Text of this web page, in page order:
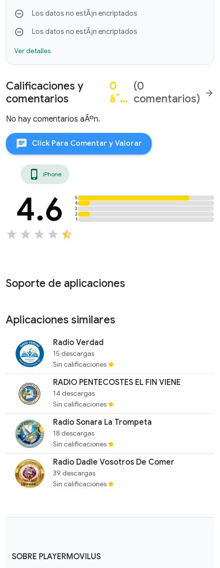
Los datos no estÃ¡n encriptados
Los datos no estÃ¡n encriptados
Ver detalles
Calificaciones y
comentarios
0
â˜…
(0
comentarios) arrow_forward
No hay comentarios aÃºn.
chat Click Para Comentar y Valorar
phone_iphone iPhone
4.6
star star star star star_half
5
4
3
2
1
Soporte de aplicaciones
Aplicaciones similares
Radio Verdad
15 descargas
Sin calificaciones
RADIO PENTECOSTES EL FIN VIENE
14 descargas
Sin calificaciones
Radio Sonara La Trompeta
18 descargas
Sin calificaciones
Radio Dadle Vosotros De Comer
39 descargas
Sin calificaciones
SOBRE PLAYERMOVILUS